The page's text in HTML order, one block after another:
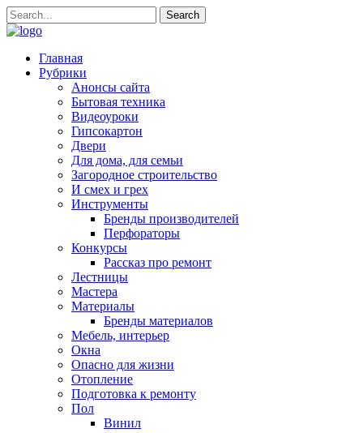
Главная
Рубрики
Анонсы сайта
Бытовая техника
Видеоуроки
Гипсокартон
Двери
Для дома, для семьи
Загородное строительство
И смех и грех
Инструменты
Бренды производителей
Перфораторы
Конкурсы
Рассказ про ремонт
Лестницы
Мастера
Материалы
Бренды материалов
Мебель, интерьер
Окна
Опасно для жизни
Отопление
Подготовка к ремонту
Пол
Винил